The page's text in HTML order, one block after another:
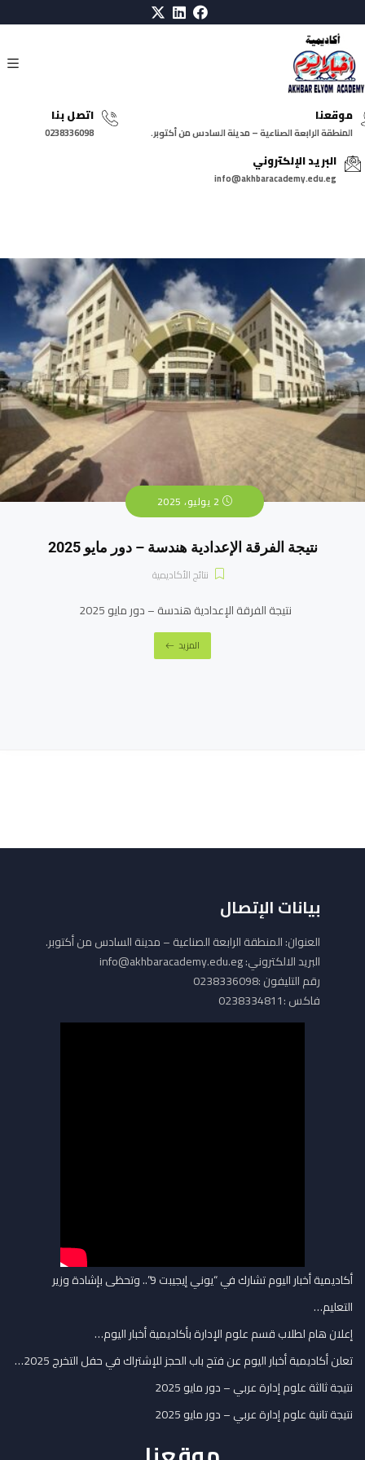
موقعنا
المنطقة الرابعة الصناعية – مدينة السادس من أكتوبر.
اتصل بنا
0238336098
البريد الإلكتروني
info@akhbaracademy.edu.eg
نتيجة الفرقة الإعدادية هندسة – دور مايو 2025
نتائج الأكاديمية
نتيجة الفرقة الإعدادية هندسة – دور مايو 2025
المزيد
بيانات الإتصال
العنوان: المنطقة الرابعة الصناعية – مدينة السادس من أكتوبر.
البريد الالكتروني: info@akhbaracademy.edu.eg
رقم التليفون :0238336098
فاكس :0238334811
أكاديمية أخبار اليوم تشارك في “يوني إيجيبت 9”.. وتحظى بإشادة وزير
التعليم…
إعلان هام لطلاب قسم علوم الإدارة بأكاديمية أخبار اليوم…
تعلن أكاديمية أخبار اليوم عن فتح باب الحجز للإشتراك في حفل التخرج 2025…
نتيجة ثالثة علوم إدارة عربي – دور مايو 2025
نتيجة تانية علوم إدارة عربي – دور مايو 2025